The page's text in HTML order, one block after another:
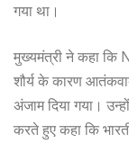
गया था।
मुख्यमंत्री ने कहा
शौर्य के कारण
अंजाम दिया गया।
करते हुए कहा कि